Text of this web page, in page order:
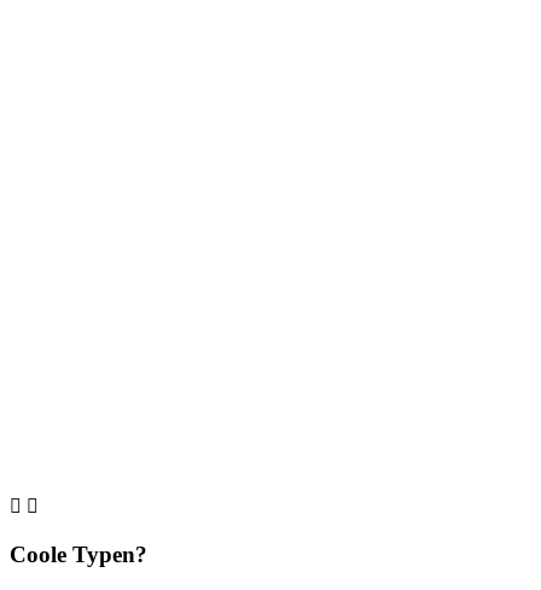
 
Coole Typen?